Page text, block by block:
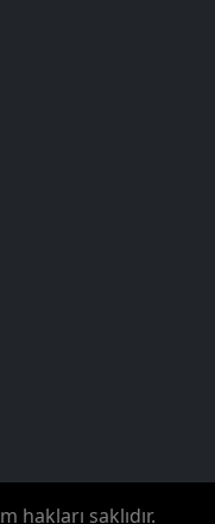
hakları saklıdır.